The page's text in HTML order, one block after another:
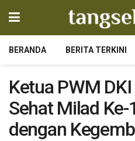
BERANDA BERITA TERKINI
Ketua PWM
Sehat Milad Ke-
dengan